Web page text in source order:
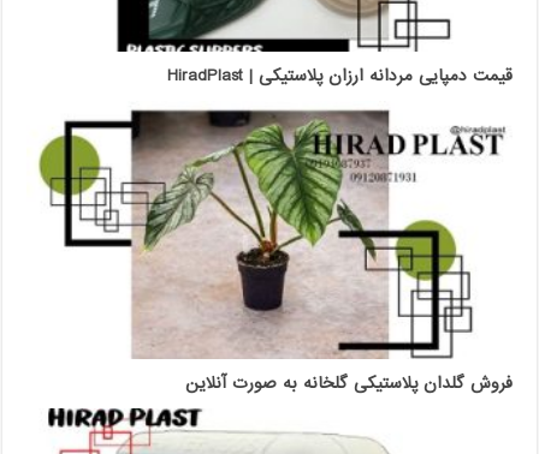
قیمت دمپایی مردانه ارزان پلاستیکی | HiradPlast
فروش گلدان پلاستیکی گلخانه به صورت آنلاین